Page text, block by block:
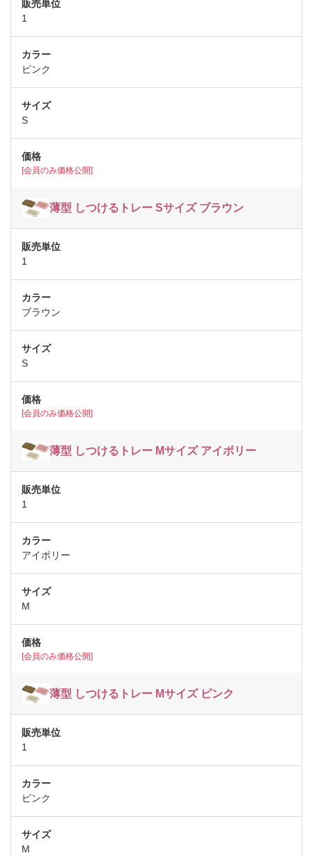
1
ピンク
S
[会員のみ価格公開]
薄型 しつけるトレー Sサイズ ブラウン
1
ブラウン
S
[会員のみ価格公開]
薄型 しつけるトレー Mサイズ アイボリー
1
アイボリー
M
[会員のみ価格公開]
薄型 しつけるトレー Mサイズ ピンク
1
ピンク
M